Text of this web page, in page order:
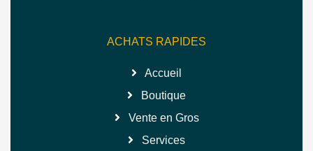
ACHATS RAPIDES
Accueil
Boutique
Vente en Gros
Services